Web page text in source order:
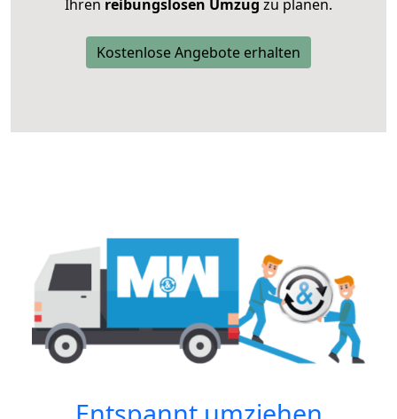
Ihren reibungslosen Umzug zu planen.
Kostenlose Angebote erhalten